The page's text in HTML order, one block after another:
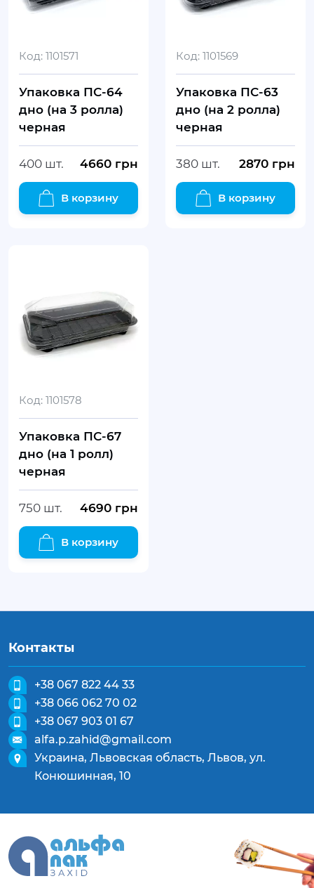
Код: 1101571
Упаковка ПС-64
дно (на 3 ролла)
черная
400 шт. 4660 грн
В корзину
Код: 1101569
Упаковка ПС-63
дно (на 2 ролла)
черная
380 шт. 2870 грн
В корзину
Код: 1101578
Упаковка ПС-67
дно (на 1 ролл)
черная
750 шт. 4690 грн
В корзину
Контакты
+38 067 822 44 33
+38 066 062 70 02
+38 067 903 01 67
alfa.p.zahid@gmail.com
Украина, Львовская область, Львов, ул.
Конюшинная, 10